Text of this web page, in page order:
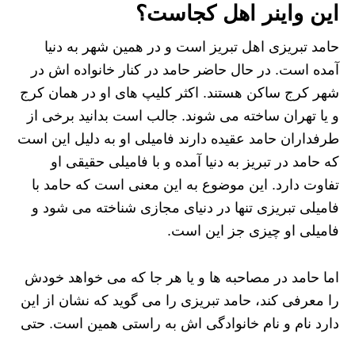
این واینر اهل کجاست؟
حامد تبریزی اهل تبریز است و در همین شهر به دنیا
آمده است. در حال حاضر حامد در کنار خانواده اش در
شهر کرج ساکن هستند. اکثر کلیپ های او در همان کرج
و یا تهران ساخته می شوند. جالب است بدانید برخی از
طرفداران حامد عقیده دارند فامیلی او به دلیل این است
که حامد در تبریز به دنیا آمده و با فامیلی حقیقی او
تفاوت دارد. این موضوع به این معنی است که حامد با
فامیلی تبریزی تنها در دنیای مجازی شناخته می شود و
فامیلی او چیزی جز این است.
اما حامد در مصاحبه ها و یا هر جا که می خواهد خودش
را معرفی کند، حامد تبریزی را می گوید که نشان از این
دارد نام و نام خانوادگی اش به راستی همین است. حتی